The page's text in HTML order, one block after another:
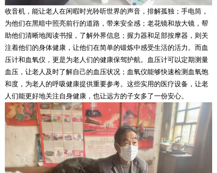
收音机，能让老人在闲暇时光聆听世界的声音，排解孤独；手电筒，
为他们在黑暗中照亮前行的道路，带来安全感；老花镜和放大镜，帮
助他们清晰地阅读书报，了解外界信息；握力器和足部按摩器，则关
注着他们的身体健康，让他们在简单的锻炼中感受生活的活力。而血
压计和血氧仪，更是为老人们的健康保驾护航。血压计可以定期测量
血压，让老人及时了解自己的血压状况；血氧仪能够快速检测血氧饱
和度，为老人的呼吸健康提供重要参考。这些实用的医疗设备，让老
人们能更好地关注自身健康，也让远方的子女多了一份安心。